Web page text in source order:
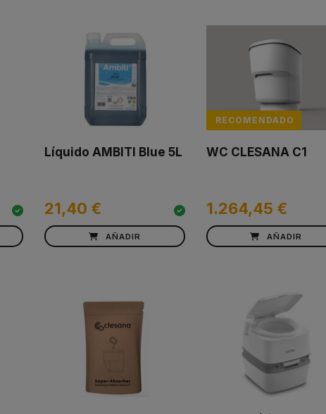
Líquido AMBITI Blue 5L
21,40 €
AÑADIR
RECOMENDADO
WC CLESANA C1
1.264,45 €
AÑADIR